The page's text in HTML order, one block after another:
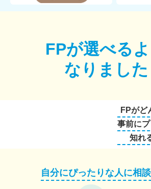
FPが選べる
なりました
FPがど
事前に
知れ
自分にぴったりな人に相